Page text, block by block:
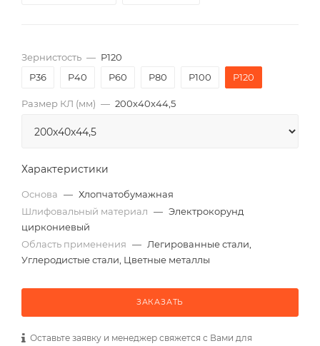
Зернистость — P120
P36
P40 P60 P80 P100 P120
Размер КЛ (мм) — 200x40x44,5
Характеристики
Основа — Хлопчатобумажная
Шлифовальный материал — Электрокорунд
циркониевый
Область применения — Легированные стали,
Углеродистые стали, Цветные металлы
ЗАКАЗАТЬ
Оставьте заявку и менеджер свяжется с Вами для